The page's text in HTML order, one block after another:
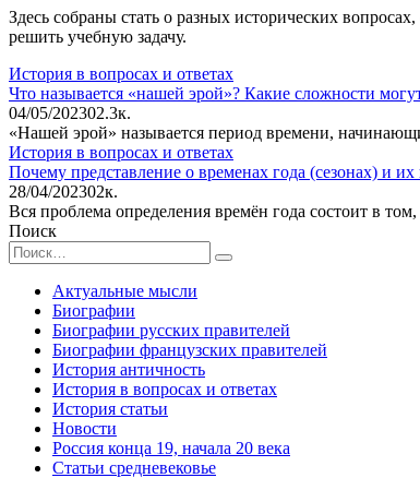
Здесь собраны стать о разных исторических
решить учебную задачу.
История в вопросах и ответах
Что называется «нашей эрой»? Какие сложности
04/05/202302.3к.
«Нашей эрой» называется период времени,
История в вопросах и ответах
Почему представление о временах года (сезонах) и
28/04/202302к.
Вся проблема определения времён года состоит в
Поиск
Search
for:
Актуальные мысли
Биографии
Биографии русских правителей
Биографии французских правителей
История античность
История в вопросах и ответах
История статьи
Новости
Россия конца 19, начала 20 века
Статьи средневековье